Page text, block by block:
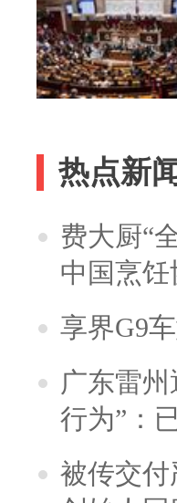
热点新闻
费大厨“
中国烹
享界G9
广东雷
行为”：
被传交